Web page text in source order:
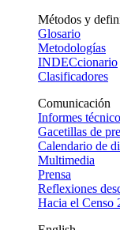
Métodos y
Glosario
Metodologías
INDECcionario
Clasificadores
Comunicación
Informes
Gacetillas de
Calendario de
Multimedia
Prensa
Reflexiones
Hacia el Censo